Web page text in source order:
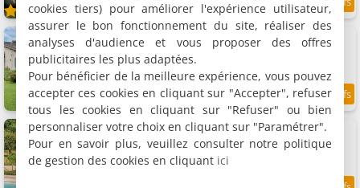
11.8 km 10/10
Belle Maison À Bourgougnague
Maison de vacances, 170 m²
7 personnes, 4 chambres, 3 salles de bains
11.9 km 8.7
Les Marronniers
Maison de vacances, 250 m²
11 personnes, 5 chambres, 3 salles de bains
cookies tiers) pour améliorer l'expérience utilisateur,
assurer le bon fonctionnement du site, réaliser des
analyses d'audience et vous proposer des offres
publicitaires les plus adaptées.
Pour bénéficier de la meilleure expérience, vous pouvez
accepter ces cookies en cliquant sur "Accepter", refuser
tous les cookies en cliquant sur "Refuser" ou bien
personnaliser votre choix en cliquant sur "Paramétrer".
Pour en savoir plus, veuillez consulter notre politique
de gestion des cookies en cliquant ici